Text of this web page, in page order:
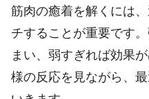
筋肉の癒着を解くには
チすることが重要です
まい、弱すぎれば効果
様の反応を見ながら、